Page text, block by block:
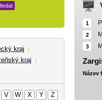
kraj
|
kraj |
V W X Y Z
1
2
3
Název